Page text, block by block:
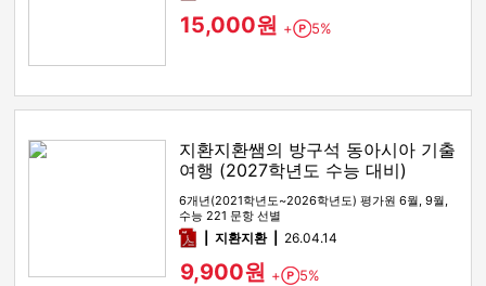
15,000원 + Point
5%
지환지환쌤의 방구석 동아시아 기출
여행 (2027학년도 수능 대비)
6개년(2021학년도~2026학년도) 평가원 6월, 9월,
수능 221 문항 선별
pdf지환지환 26.04.14
9,900원 + Point
5%